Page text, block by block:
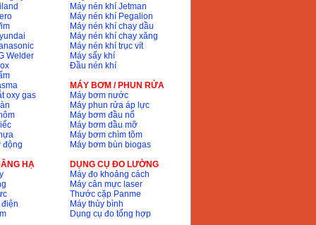
Welder
oxy gas
động
HẠ
Máy nén khí Jetman
Máy nén khí Pegalion
Máy nén khí chạy dầu
Máy nén khí chạy xăng
Máy nén khí trục vít
Máy sấy khí
Đầu nén khí
MÁY BƠM / PHUN RỬA
Máy bơm nước
Máy phun rửa áp lực
Máy bơm đầu nổ
Máy bơm dầu mỡ
Máy bơm chìm tõm
Máy bơm bùn biogas
DỤNG CỤ ĐO LƯỜNG
Máy đo khoảng cách
Máy cân mực laser
Thước cặp Panme
Máy thủy bình
Dụng cụ đo tổng hợp